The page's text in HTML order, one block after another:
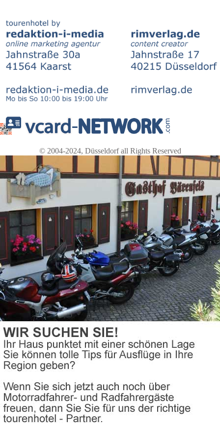
© 2004-2024, Düsseldorf all Rights Reserved